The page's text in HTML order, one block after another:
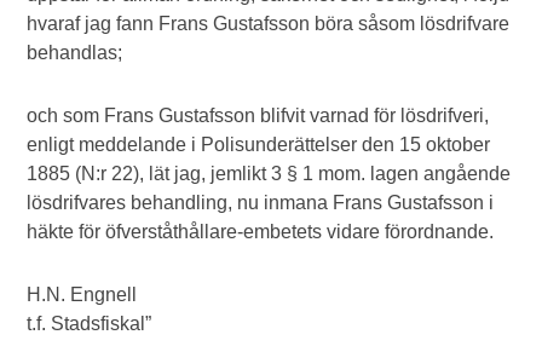
hvaraf jag fann Frans Gustafsson böra såsom lösdrifvare
behandlas;
och som Frans Gustafsson blifvit varnad för lösdrifveri,
enligt meddelande i Polisunderättelser den 15 oktober
1885 (N:r 22), lät jag, jemlikt 3 § 1 mom. lagen angående
lösdrifvares behandling, nu inmana Frans Gustafsson i
häkte för öfverståthållare-embetets vidare förordnande.
H.N. Engnell
t.f. Stadsfiskal”